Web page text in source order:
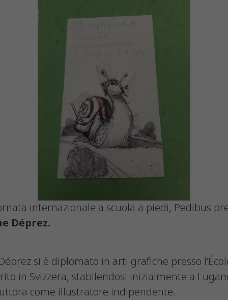
internazionale a scuola a piedi, Pedibus
Déprez.
si è diplomato in arti grafiche presso
in Svizzera, stabilendosi inizialmente a
come illustratore indipendente.